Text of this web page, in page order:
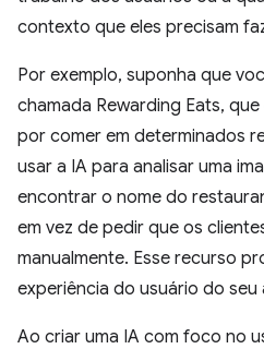
contexto que eles precisam
Por exemplo, suponha que
chamada Rewarding Eats,
por comer em determinados
usar a IA para analisar uma
encontrar o nome do
em vez de pedir que os
manualmente. Esse recurso
experiência do usuário do seu
Ao criar uma IA com foco no